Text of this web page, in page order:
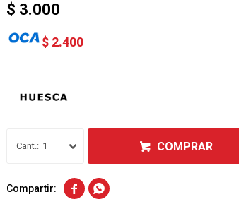
$ 3.000
$ 2.400
1 COMPRAR
 